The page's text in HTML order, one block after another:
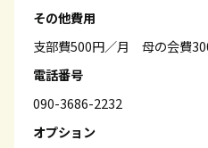
その他費用
支部費500円／月 母の会費
電話番号
090-3686-2232
オプション